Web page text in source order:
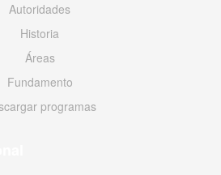
Autoridades
Historia
Áreas
Fundamento
programas